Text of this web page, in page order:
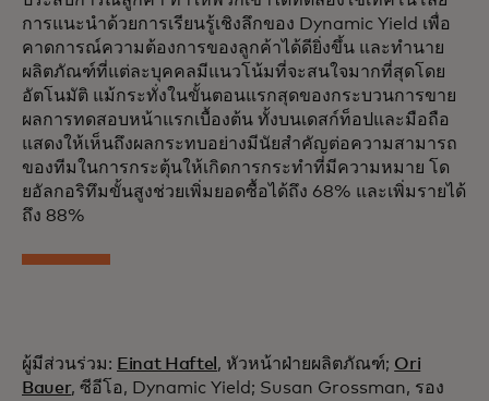
การแนะนำด้วยการเรียนรู้เชิงลึกของ Dynamic Yield เพื่อ
คาดการณ์ความต้องการของลูกค้าได้ดียิ่งขึ้น และทำนาย
ผลิตภัณฑ์ที่แต่ละบุคคลมีแนวโน้มที่จะสนใจมากที่สุดโดย
อัตโนมัติ แม้กระทั่งในขั้นตอนแรกสุดของกระบวนการขาย
ผลการทดสอบหน้าแรกเบื้องต้น ทั้งบนเดสก์ท็อปและมือถือ
แสดงให้เห็นถึงผลกระทบอย่างมีนัยสำคัญต่อความสามารถ
ของทีมในการกระตุ้นให้เกิดการกระทำที่มีความหมาย โด
ยอัลกอริทึมขั้นสูงช่วยเพิ่มยอดซื้อได้ถึง 68% และเพิ่มรายได้
ถึง 88%
ผู้มีส่วนร่วม: Einat Haftel , หัวหน้าฝ่ายผลิตภัณฑ์; Ori
Bauer, ซีอีโอ, Dynamic Yield; Susan Grossman, รอง